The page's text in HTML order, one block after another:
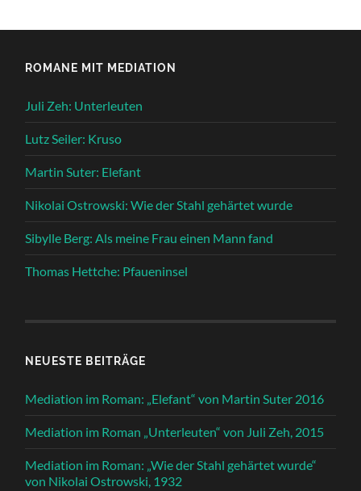
ROMANE MIT MEDIATION
Juli Zeh: Unterleuten
Lutz Seiler: Kruso
Martin Suter: Elefant
Nikolai Ostrowski: Wie der Stahl gehärtet wurde
Sibylle Berg: Als meine Frau einen Mann fand
Thomas Hettche: Pfaueninsel
NEUESTE BEITRÄGE
Mediation im Roman: „Elefant“ von Martin Suter 2016
Mediation im Roman „Unterleuten“ von Juli Zeh, 2015
Mediation im Roman: „Wie der Stahl gehärtet wurde“
von Nikolai Ostrowski, 1932